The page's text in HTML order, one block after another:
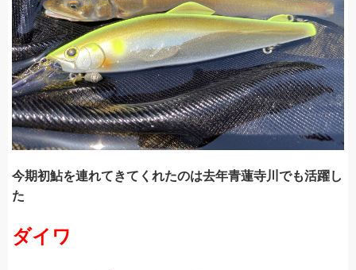
今期初鮎を連れてきてくれたのは去年青蓮寺川でも活躍し
た
ダイワ